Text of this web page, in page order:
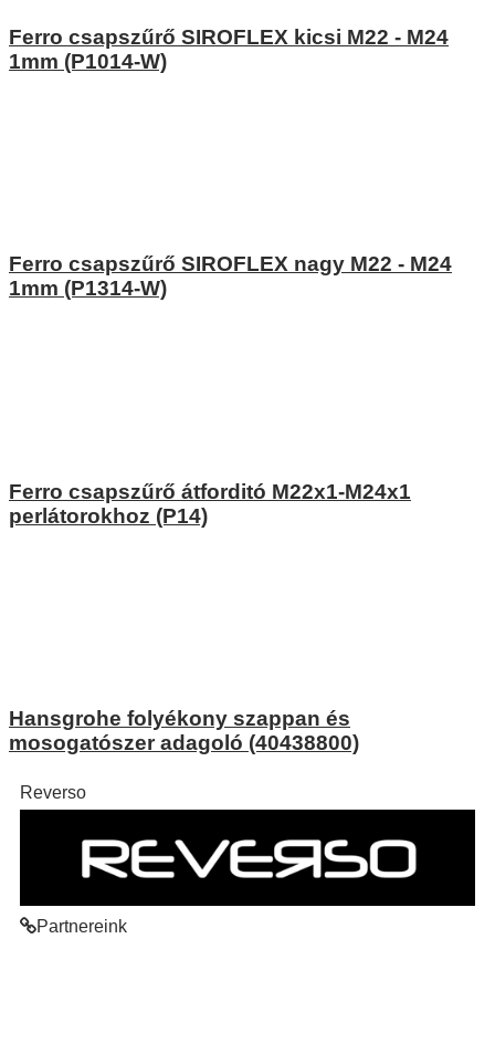
Ferro csapszűrő SIROFLEX kicsi M22 - M24
1mm (P1014-W)
Ferro csapszűrő SIROFLEX nagy M22 - M24
1mm (P1314-W)
Ferro csapszűrő átforditó M22x1-M24x1
perlátorokhoz (P14)
Hansgrohe folyékony szappan és
mosogatószer adagoló (40438800)
Reverso
Partnereink